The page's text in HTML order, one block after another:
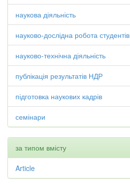
наукова діяльність
науково-дослідна робота студентів
науково-технічна діяльність
публікація результатів НДР
підготовка наукових кадрів
семінари
за типом вмісту
Article